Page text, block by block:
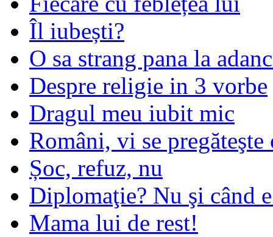
Îl iubești?
O sa strang pana la
Despre religie in 3 vorbe
Dragul meu iubit mic
Români, vi se pregăteşte
Șoc, refuz, nu
Diplomaţie? Nu şi când
Mama lui de rest!